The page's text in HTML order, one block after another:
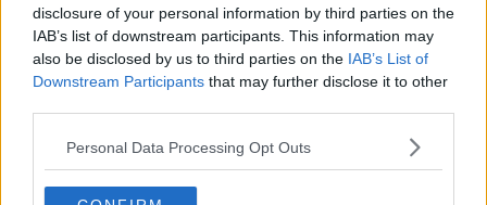
disclosure of your personal information by third parties on the
IAB’s list of downstream participants. This information may
also be disclosed by us to third parties on the IAB’s List of
Downstream Participants that may further disclose it to other
Personal Data Processing Opt Outs
Indsendt : 2002-01-01